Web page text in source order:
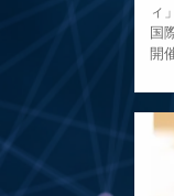
ィ
国
開